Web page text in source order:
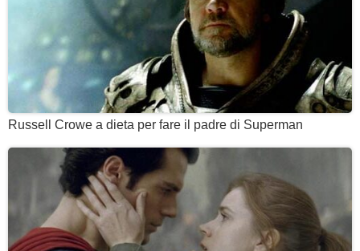
Russell Crowe a dieta per fare il padre di Superman